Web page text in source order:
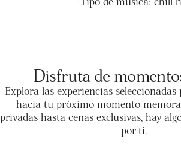
Disfruta de
Explora las experiencias
hacia tu próximo momento
privadas hasta cenas exclusivas, hay
por ti.